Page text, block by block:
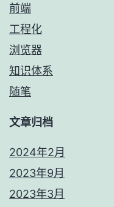
前端
工程化
浏览器
知识体系
随笔
文章归档
2024年2月
2023年9月
2023年3月